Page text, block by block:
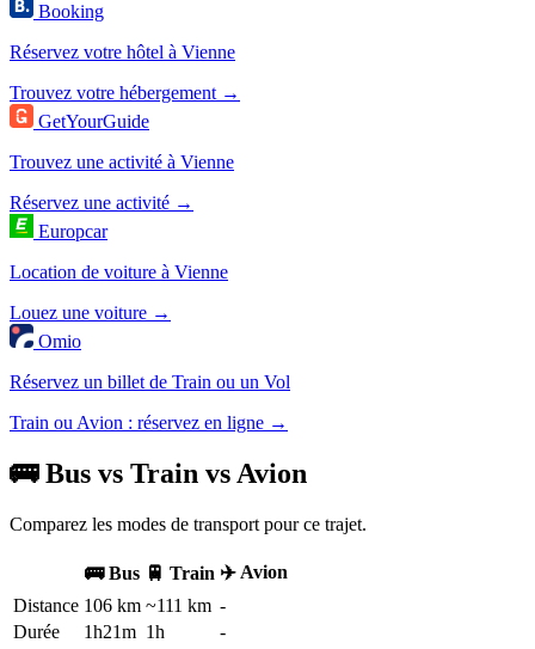
Booking
Réservez votre hôtel à Vienne
Trouvez votre hébergement →
GetYourGuide
Trouvez une activité à Vienne
Réservez une activité →
Europcar
Location de voiture à Vienne
Louez une voiture →
Omio
Réservez un billet de Train ou un Vol
Train ou Avion : réservez en ligne →
🚌 Bus vs Train vs Avion
Comparez les modes de transport pour ce trajet.
🚌 Bus 🚆 Train ✈️ Avion
Distance 106 km ~111 km -
Durée
1h21m 1h
-